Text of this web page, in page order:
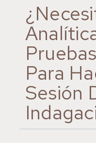
Para
Sesión